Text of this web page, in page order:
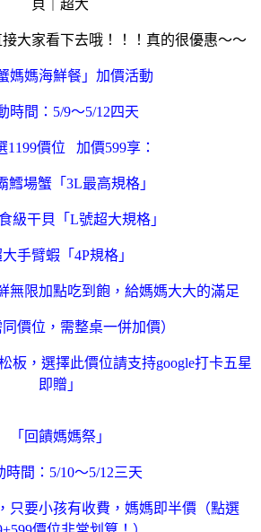
大家看下去哦！！！真的很優惠～～
媽媽海鮮餐」加價活動
時間：5/9～5/12四天
1199價位 加價599享：
鱈場蟹「3L最高規格」
級干貝「L號超大規格」
手臂蝦「4P規格」
無限加點吃到飽，給媽媽大大的滿足
同價位，需整桌一併加價）
板，選擇此價位請支持google打卡五星
即贈」
「回饋媽媽祭」
時間：5/10～5/12三天
只要小孩有收費，媽媽即半價（點選